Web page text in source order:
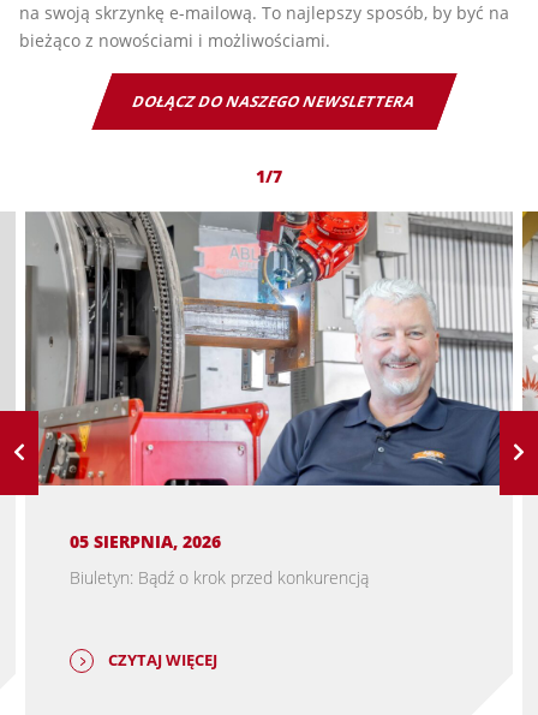
na swoją skrzynkę e-mailową. To najlepszy sposób, by być na
bieżąco z nowościami i możliwościami.
DOŁĄCZ DO NASZEGO NEWSLETTERA
1/7
05 SIERPNIA, 2026
Biuletyn: Bądź o krok przed konkurencją
CZYTAJ WIĘCEJ